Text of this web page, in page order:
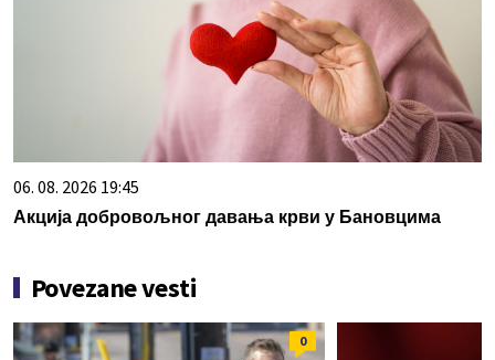
06. 08. 2026 19:45
Акција добровољног давања крви у Бановцима
Povezane vesti
0